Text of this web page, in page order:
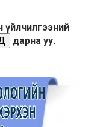
дарна уу.